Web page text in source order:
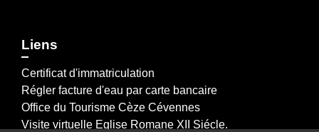
Liens
Certificat d'immatriculation
Régler facture d'eau par carte bancaire
Office du Tourisme Cèze Cévennes
Visite virtuelle Eglise Romane XII Siécle.